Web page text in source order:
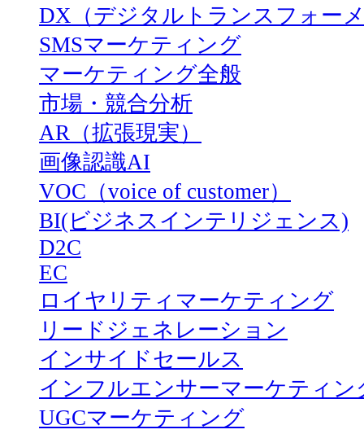
DX（デジタルトランスフォー
SMSマーケティング
マーケティング全般
市場・競合分析
AR（拡張現実）
画像認識AI
VOC（voice of customer）
BI(ビジネスインテリジェンス)
D2C
EC
ロイヤリティマーケティング
リードジェネレーション
インサイドセールス
インフルエンサーマーケティン
UGCマーケティング